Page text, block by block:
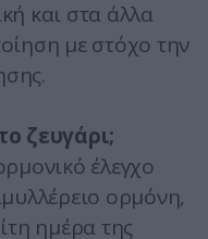
και στα άλλα
με στόχο την
ζευγάρι;
έλεγχο
ορμόνη,
ημέρα της